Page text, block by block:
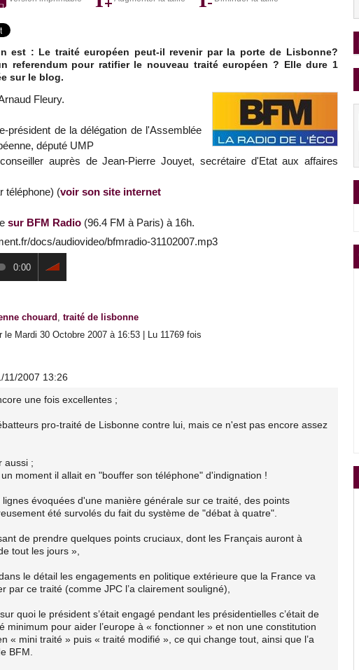
est : Le traité européen peut-il revenir par la porte de Lisbonne?
referendum pour ratifier le nouveau traité européen ? Elle dure 1
sur le blog.
Fleury.
président de la délégation de l'Assemblée
député UMP
auprès de Jean-Pierre Jouyet, secrétaire d'Etat aux affaires
téléphone) (voir son site internet
sur BFM Radio (96.4 FM à Paris) à 16h.
docs/audiovideo/bfmradio-31102007.mp3
0:00
chouard, traité de lisbonne
le Mardi 30 Octobre 2007 à 16:53 | Lu 11769 fois
11/2007 13:26
une fois excellentes ;
pro-traité de Lisbonne contre lui, mais ce n'est pas encore assez
aussi ;
moment il allait en "bouffer son téléphone" d'indignation !
évoquées d'une manière générale sur ce traité, des points
été survolés du fait du système de "débat à quatre".
de prendre quelques points cruciaux, dont les Français auront à
tout les jours »,
le détail les engagements en politique extérieure que la France va
par ce traité (comme JPC l’a clairement souligné),
quoi le président s’était engagé pendant les présidentielles c’était de
minimum pour aider l’europe à « fonctionner » et non une constitution
« mini traité » puis « traité modifié », ce qui change tout, ainsi que l’a
BFM.